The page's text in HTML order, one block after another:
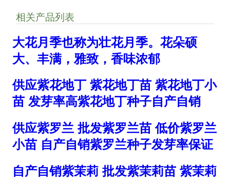
相关产品列表
大花月季也称为壮花月季。花朵硕
大、丰满，雅致，香味浓郁
供应紫花地丁 紫花地丁苗 紫花地丁小
苗 发芽率高紫花地丁种子自产自销
供应紫罗兰 批发紫罗兰苗 低价紫罗兰
小苗 自产自销紫罗兰种子发芽率保证
自产自销紫茉莉 批发紫茉莉苗 紫茉莉